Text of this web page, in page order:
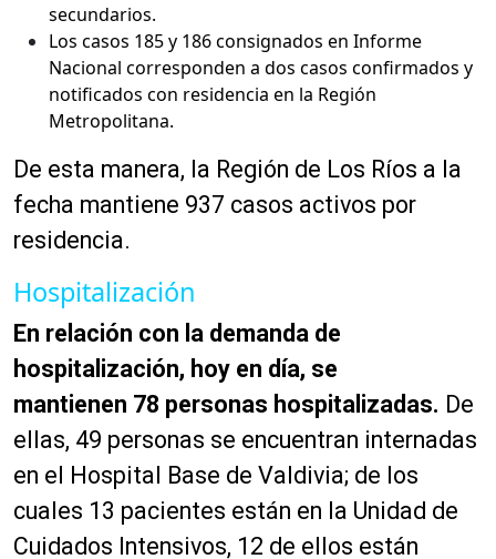
secundarios.
Los casos 185 y 186 consignados en Informe
Nacional corresponden a dos casos confirmados y
notificados con residencia en la Región
Metropolitana.
De esta manera, la Región de Los Ríos a la
fecha mantiene 937 casos activos por
residencia.
Hospitalización
En relación con la demanda de
hospitalización, hoy en día, se
mantienen 78 personas hospitalizadas. De
ellas, 49 personas se encuentran internadas
en el Hospital Base de Valdivia; de los
cuales 13 pacientes están en la Unidad de
Cuidados Intensivos, 12 de ellos están